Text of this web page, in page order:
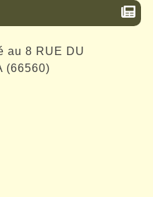
au 8 RUE DU
(66560)